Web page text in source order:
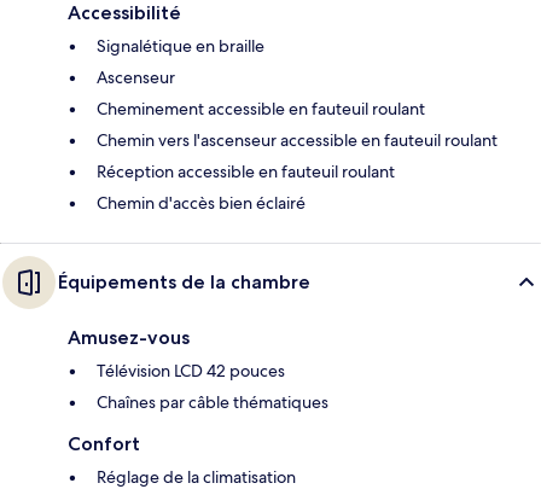
Accessibilité
Signalétique en braille
Ascenseur
Cheminement accessible en fauteuil roulant
Chemin vers l'ascenseur accessible en fauteuil roulant
Réception accessible en fauteuil roulant
Chemin d'accès bien éclairé
Équipements de la chambre
Amusez-vous
Télévision LCD 42 pouces
Chaînes par câble thématiques
Confort
Réglage de la climatisation